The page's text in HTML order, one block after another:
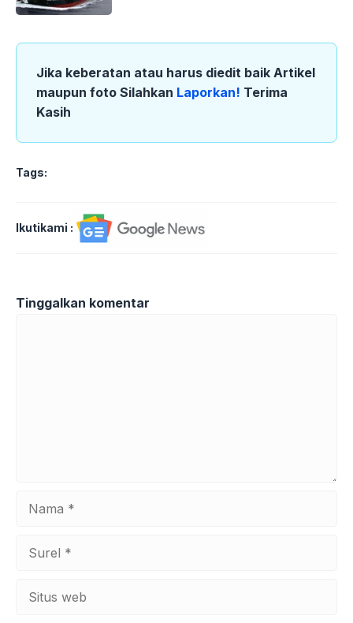
Jika keberatan atau harus diedit baik Artikel
maupun foto Silahkan Laporkan! Terima
Kasih
Tags:
Ikutikami :
Tinggalkan komentar